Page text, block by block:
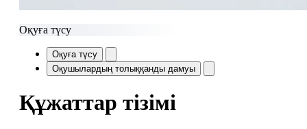
Оқуға түсу
Оқуға түсу
Оқушылардың толыққанды дамуы
Құжаттар тізімі